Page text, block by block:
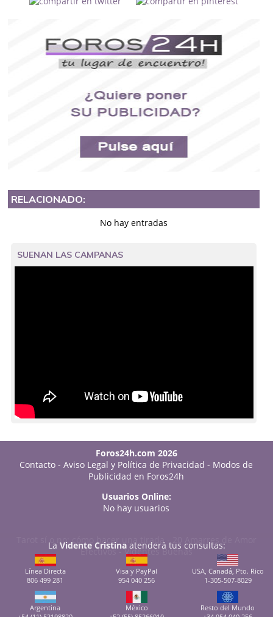
RELACIONADO:
No hay entradas
SUENAN LAS CAMPANAS
Foros24h.com 2026
Contacto -Aviso Legal y Política de Privacidad - Modos de
Publicidad en Foros24h
Usuarios Online:
No hay usuarios
Tarot sí o no: cómo hacer una tirada-
20 Amarres de Amor
Efectivos-Videntes Buenas
La Vidente Cristinaatenderá tus consultas:
Línea Directa
806 499 281
Visa y PayPal
954 040 256
USA, Canadá, Pto. Rico
1-305-507-8029
Argentina
México
Resto del Mundo